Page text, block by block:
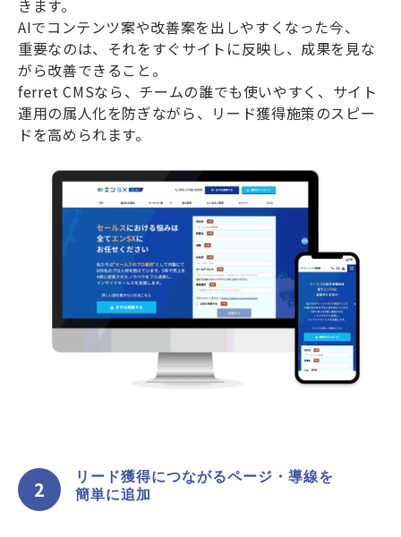
きます。
AIでコンテンツ案や改善案を出しやすくなった今、
重要なのは、それをすぐサイトに反映し、成果を見な
がら改善できること。
ferret CMSなら、チームの誰でも使いやすく、サイト
運用の属人化を防ぎながら、リード獲得施策のスピー
ドを高められます。
2
リード獲得につながるページ・導線を
簡単に追加